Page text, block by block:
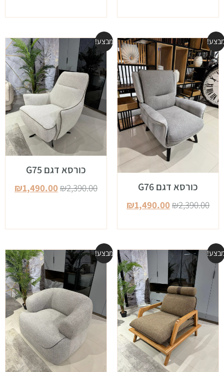
כורסא דגם G76
₪2,390.00
₪1,490.00
מבצע!
כורסא דגם G75
₪2,390.00
₪1,490.00
מבצע!